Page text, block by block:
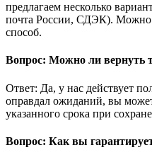
предлагаем несколько
почта России, СДЭК). Можно
способ.
Вопрос: Можно ли вернуть
Ответ: Да, у нас действует
оправдал ожиданий, вы
указанного срока при
Вопрос: Как вы